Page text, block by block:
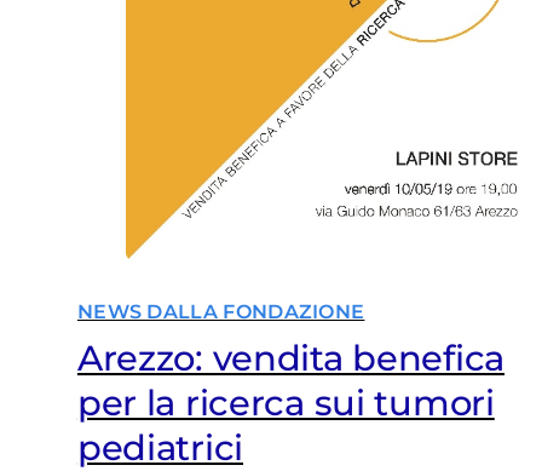
NEWS DALLA FONDAZIONE
Arezzo: vendita benefica
per la ricerca sui tumori
pediatrici